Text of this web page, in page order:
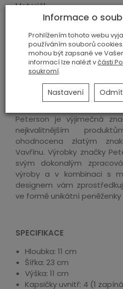
Materiál
Peterson je výjimečná
nejkvalitnějším
ohodnocena zlatým
Vavřínu. Výrobky značky
svým dokonalým
výroby a v kombinaci s
designem vám
ve formě unikátní peněženky
SPECIFIKACE
Hloubka: 11 cm
Šířka: 23 cm
Výška: 11 cm
Kapsičky uvnitř: 4 (1
Informace o
Prohlížením tohoto webu
používáním souborů
mohou být zapsané ve
informací lze nalézt včásti
soukromí.
Nastavení